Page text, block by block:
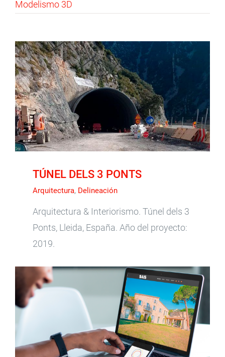
Modelismo 3D
TÚNEL DELS 3 PONTS
TÚNEL DELS 3 PONTS
Arquitectura, Delineación
Arquitectura & Interiorismo. Túnel dels 3
Ponts, Lleida, España. Año del proyecto:
2019.
CONSTRUCCIONS SAIS